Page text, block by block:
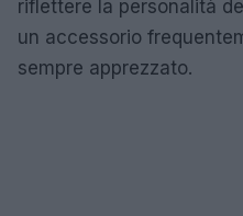
riflettere la personalità
un accessorio
sempre apprezzato.